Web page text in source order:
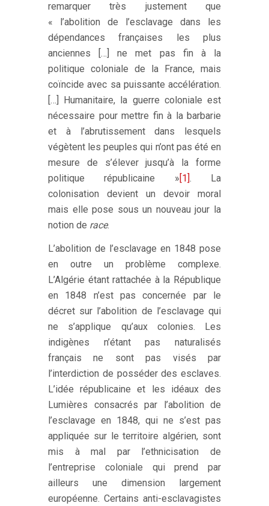
remarquer très justement que
« l’abolition de l’esclavage dans les
dépendances françaises les plus
anciennes […] ne met pas fin à la
politique coloniale de la France, mais
coïncide avec sa puissante accélération.
[…] Humanitaire, la guerre coloniale est
nécessaire pour mettre fin à la barbarie
et à l’abrutissement dans lesquels
végètent les peuples qui n’ont pas été en
mesure de s’élever jusqu’à la forme
politique républicaine »[1]. La
colonisation devient un devoir moral
mais elle pose sous un nouveau jour la
notion de race.
L’abolition de l’esclavage en 1848 pose
en outre un problème complexe.
L’Algérie étant rattachée à la République
en 1848 n’est pas concernée par le
décret sur l’abolition de l’esclavage qui
ne s’applique qu’aux colonies. Les
indigènes n’étant pas naturalisés
français ne sont pas visés par
l’interdiction de posséder des esclaves.
L’idée républicaine et les idéaux des
Lumières consacrés par l’abolition de
l’esclavage en 1848, qui ne s’est pas
appliquée sur le territoire algérien, sont
mis à mal par l’ethnicisation de
l’entreprise coloniale qui prend par
ailleurs une dimension largement
européenne. Certains anti-esclavagistes